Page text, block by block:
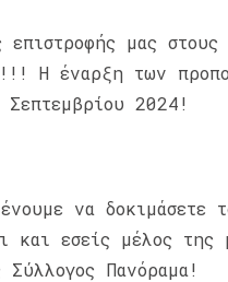
μας στους
Η έναρξη των
2024!
να δοκιμάσετε
και εσείς μέλος της
Σύλλογος Πανόραμα!